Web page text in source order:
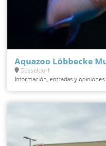
Aquazoo Löbbecke
Düsseldorf
Información, entradas y opiniones